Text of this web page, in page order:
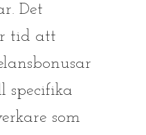
Det
tid att
specifika
som